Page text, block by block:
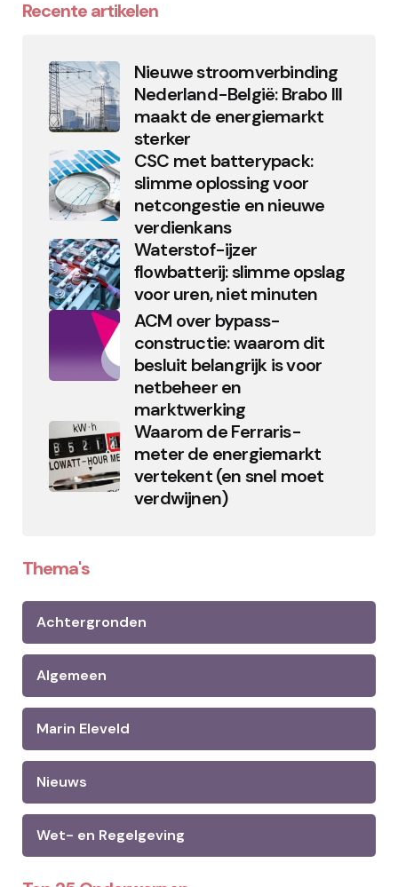
Recente artikelen
Nieuwe stroomverbinding
Nederland-België: Brabo III
maakt de energiemarkt
sterker
CSC met batterypack:
slimme oplossing voor
netcongestie en nieuwe
verdienkans
Waterstof-ijzer
flowbatterij: slimme opslag
voor uren, niet minuten
ACM over bypass-
constructie: waarom dit
besluit belangrijk is voor
netbeheer en
marktwerking
Waarom de Ferraris-
meter de energiemarkt
vertekent (en snel moet
verdwijnen)
Thema's
Achtergronden
Algemeen
Marin Eleveld
Nieuws
Wet- en Regelgeving